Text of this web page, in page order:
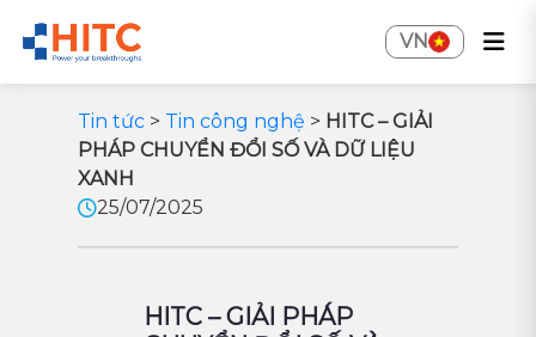
VN
Tin tức > Tin công nghệ > HITC – GIẢI
PHÁP CHUYỂN ĐỔI SỐ VÀ DỮ LIỆU
XANH
25/07/2025
HITC – GIẢI PHÁP